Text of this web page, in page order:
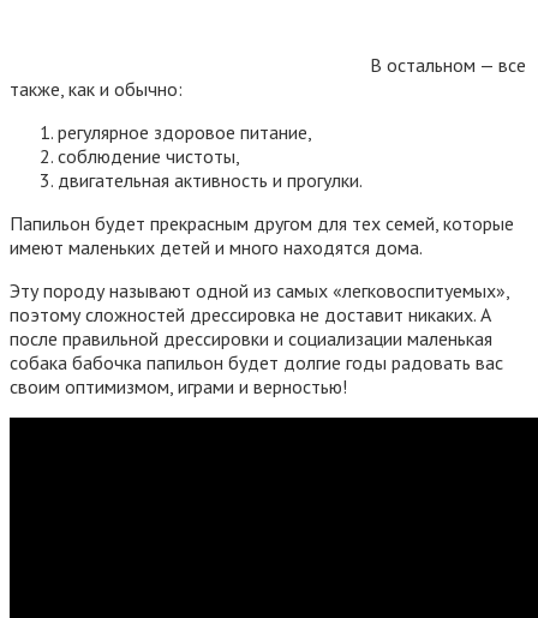
В остальном — все
также, как и обычно:
регулярное здоровое питание,
соблюдение чистоты,
двигательная активность и прогулки.
Папильон будет прекрасным другом для тех семей, которые
имеют маленьких детей и много находятся дома.
Эту породу называют одной из самых «легковоспитуемых»,
поэтому сложностей дрессировка не доставит никаких. А
после правильной дрессировки и социализации маленькая
собака бабочка папильон будет долгие годы радовать вас
своим оптимизмом, играми и верностью!